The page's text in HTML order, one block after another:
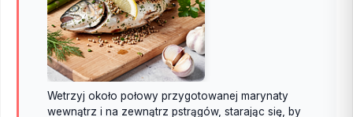
Wetrzyj około połowy przygotowanej marynaty
wewnątrz i na zewnątrz pstrągów, starając się, by